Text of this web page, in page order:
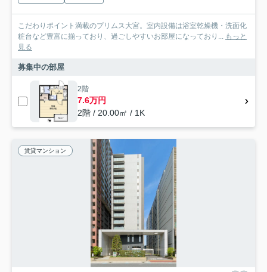
こだわりポイント満載のプリムス大宮。室内設備は浴室乾燥機・洗面化
粧台など豊富に揃っており、過ごしやすいお部屋になっており... もっと
見る
募集中の部屋
2階
7.6万円
2階 / 20.00㎡ / 1K
賃貸マンション